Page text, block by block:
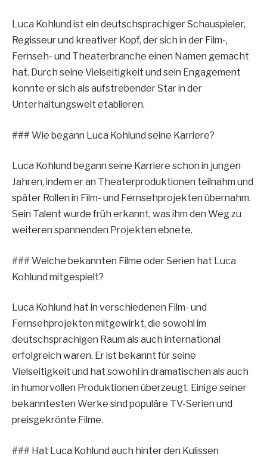
Luca Kohlund ist ein deutschsprachiger Schauspieler,
Regisseur und kreativer Kopf, der sich in der Film-,
Fernseh- und Theaterbranche einen Namen gemacht
hat. Durch seine Vielseitigkeit und sein Engagement
konnte er sich als aufstrebender Star in der
Unterhaltungswelt etablieren.
### Wie begann Luca Kohlund seine Karriere?
Luca Kohlund begann seine Karriere schon in jungen
Jahren, indem er an Theaterproduktionen teilnahm und
später Rollen in Film- und Fernsehprojekten übernahm.
Sein Talent wurde früh erkannt, was ihm den Weg zu
weiteren spannenden Projekten ebnete.
### Welche bekannten Filme oder Serien hat Luca
Kohlund mitgespielt?
Luca Kohlund hat in verschiedenen Film- und
Fernsehprojekten mitgewirkt, die sowohl im
deutschsprachigen Raum als auch international
erfolgreich waren. Er ist bekannt für seine
Vielseitigkeit und hat sowohl in dramatischen als auch
in humorvollen Produktionen überzeugt. Einige seiner
bekanntesten Werke sind populäre TV-Serien und
preisgekrönte Filme.
### Hat Luca Kohlund auch hinter den Kulissen